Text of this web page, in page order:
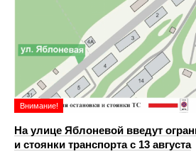
Внимание!
На улице Яблоневой введут
и стоянки транспорта с 13 августа